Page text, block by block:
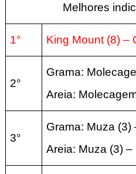
Melhores
1° King Mount (8) –
2°
Grama:
Areia:
3°
Grama: Muza (3)
Areia: Muza (3) –